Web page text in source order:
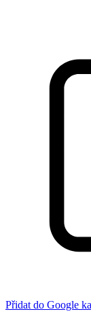
Přidat do Google